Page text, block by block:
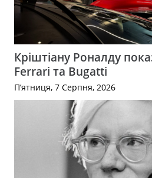
Кріштіану Роналду
Ferrari та Bugatti
П’ятниця, 7 Серпня, 2026